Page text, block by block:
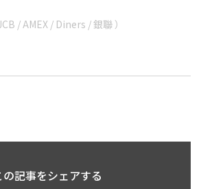
/ AMEX / Diners / 銀聯 ）
の記事をシェアする